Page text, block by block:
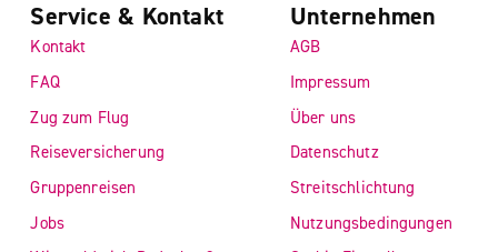
Service & Kontakt
Kontakt
FAQ
Zug zum Flug
Reiseversicherung
Gruppenreisen
Jobs
Unternehmen
AGB
Impressum
Über uns
Datenschutz
Streitschlichtung
Nutzungsbedingungen